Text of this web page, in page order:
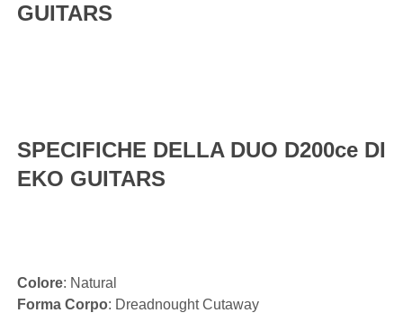
GUITARS
SPECIFICHE DELLA DUO D200ce DI
EKO GUITARS
Colore: Natural
Forma Corpo: Dreadnought Cutaway